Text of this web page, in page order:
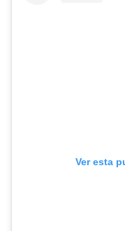
Ver esta